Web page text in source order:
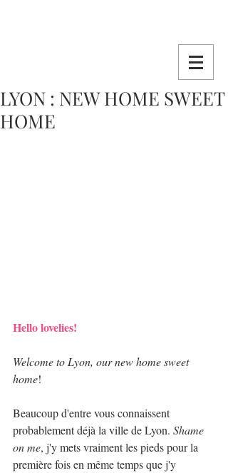
LYON : NEW HOME SWEET
HOME
Hello lovelies!
Welcome to Lyon, our new home sweet
home!
Beaucoup d'entre vous connaissent
probablement déjà la ville de Lyon. Shame
on me, j'y mets vraiment les pieds pour la
première fois en même temps que j'y